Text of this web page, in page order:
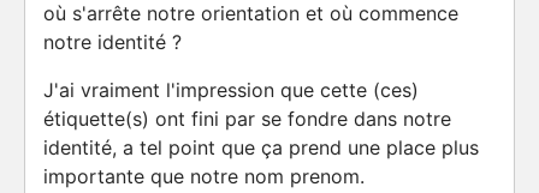
où s'arrête notre orientation et où commence
notre identité ?
J'ai vraiment l'impression que cette (ces)
étiquette(s) ont fini par se fondre dans notre
identité, a tel point que ça prend une place plus
importante que notre nom prenom.